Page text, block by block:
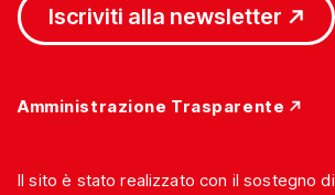
Iscriviti alla newsletter
Amministrazione Trasparente
Il sito è stato realizzato con il sostegno di